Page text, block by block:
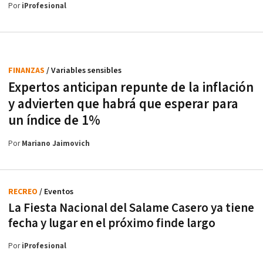
PoriProfesional
Expertos anticipan repunte de la inflación
y advierten que habrá que esperar para
un índice de 1%
FINANZAS / Variables sensibles
PorMariano Jaimovich
La Fiesta Nacional del Salame Casero ya tiene
fecha y lugar en el próximo finde largo
RECREO / Eventos
PoriProfesional